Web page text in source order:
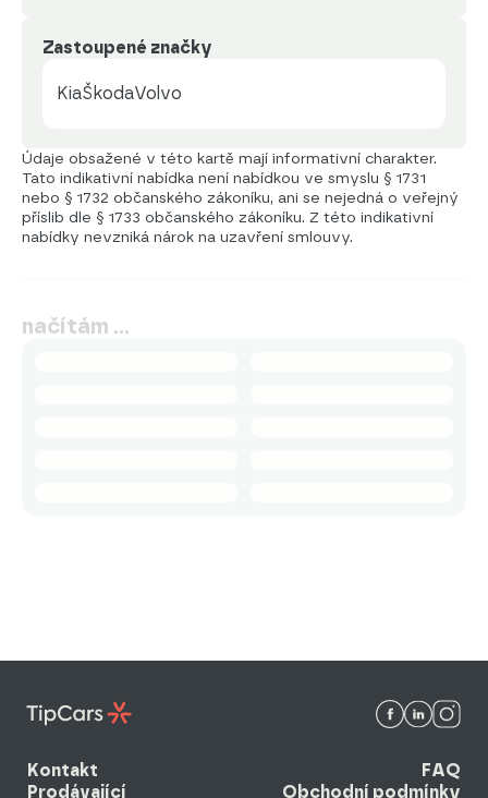
Zastoupené značky
KiaŠkodaVolvo
Údaje obsažené v této kartě mají informativní charakter.
Tato indikativní nabídka není nabídkou ve smyslu § 1731
nebo § 1732 občanského zákoníku, ani se nejedná o veřejný
příslib dle § 1733 občanského zákoníku. Z této indikativní
nabídky nevzniká nárok na uzavření smlouvy.
načítám …
Kontakt
FAQ
Prodávající
Obchodní podmínky